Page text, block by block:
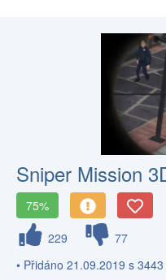
Sniper Mission
75%
229
77
• Přidáno 21.09.2019 s